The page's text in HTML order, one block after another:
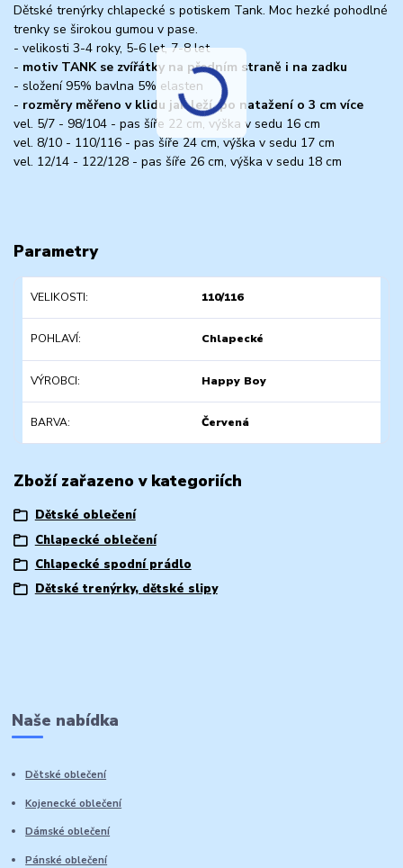
Dětské trenýrky chlapecké s potiskem Tank. Moc hezké pohodlné
trenky se širokou gumou v pase.
- velikosti 3-4 roky, 5-6 let, 7-8 let
- motiv TANK se zvířátky na předním straně i na zadku
- složení 95% bavlna 5% elasten
- rozměry měřeno v klidu jak leží, po natažení o 3 cm více
vel. 5/7 - 98/104 - pas šíře 22 cm, výška v sedu 16 cm
vel. 8/10 - 110/116 - pas šíře 24 cm, výška v sedu 17 cm
vel. 12/14 - 122/128 - pas šíře 26 cm, výška v sedu 18 cm
Parametry
VELIKOSTI 110/116
POHLAVÍ Chlapecké
VÝROBCI Happy Boy
BARVA Červená
Zboží zařazeno v kategoriích
Dětské oblečení
Chlapecké oblečení
Chlapecké spodní prádlo
Dětské trenýrky, dětské slipy
Naše nabídka
Dětské oblečení
Kojenecké oblečení
Dámské oblečení
Pánské oblečení